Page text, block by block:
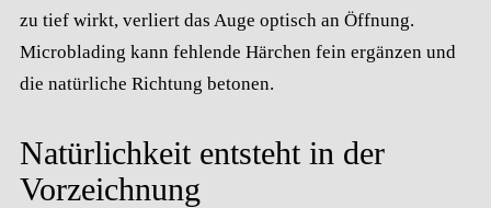
zu tief wirkt, verliert das Auge optisch an Öffnung.
Microblading kann fehlende Härchen fein ergänzen und
die natürliche Richtung betonen.
Natürlichkeit entsteht in der
Vorzeichnung